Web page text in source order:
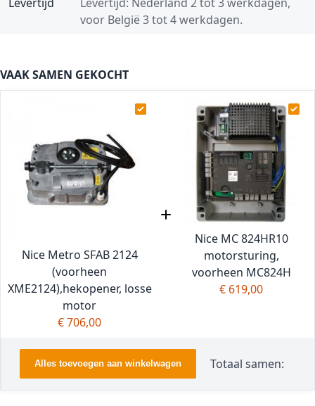
voor België 3 tot 4 werkdagen.
VAAK SAMEN GEKOCHT
Nice Metro SFAB 2124
(voorheen
XME2124),hekopener, losse
motor
€ 706,00
Nice MC 824HR10
motorsturing,
voorheen MC824H
€ 619,00
Alles toevoegen aan winkelwagen Totaal samen: